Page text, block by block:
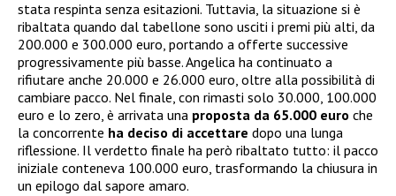
stata respinta senza esitazioni. Tuttavia, la situazione si è
ribaltata quando dal tabellone sono usciti i premi più alti, da
200.000 e 300.000 euro, portando a offerte successive
progressivamente più basse. Angelica ha continuato a
rifiutare anche 20.000 e 26.000 euro, oltre alla possibilità di
cambiare pacco. Nel finale, con rimasti solo 30.000, 100.000
euro e lo zero, è arrivata una proposta da 65.000 euro che
la concorrente ha deciso di accettare dopo una lunga
riflessione. Il verdetto finale ha però ribaltato tutto: il pacco
iniziale conteneva 100.000 euro, trasformando la chiusura in
un epilogo dal sapore amaro.